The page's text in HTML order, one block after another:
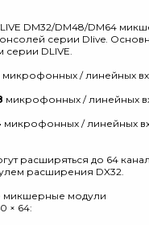
DM32/DM48/DM64
серии Dlive.
серии DLIVE.
микрофонных / линейных
микрофонных / линейных
микрофонных / линейных
расширяться до 64
расширения DX32.
модули
× 64: